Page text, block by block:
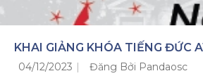
KHAI GIẢNG KHÓA TIẾNG ĐỨC
04/12/2023
Đăng Bởi Pandaosc